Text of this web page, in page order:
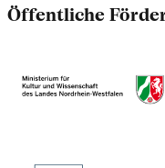
Öffentliche